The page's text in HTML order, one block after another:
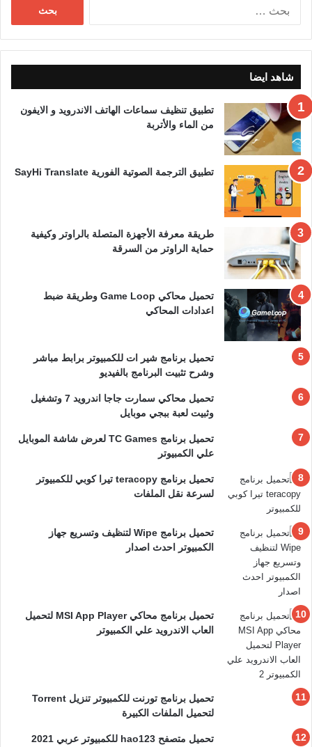
شاهد ايضا
تطبيق تنظيف سماعات الهاتف الاندرويد و الايفون
من الماء والأتربة
تطبيق الترجمة الصوتية الفورية SayHi Translate
طريقة معرفة الأجهزة المتصلة بالراوتر وكيفية
حماية الراوتر من السرقة
تحميل محاكي Game Loop وطريقة ضبط
اعدادات المحاكي
تحميل برنامج شير ات للكمبيوتر برابط مباشر
وشرح تثبيت البرنامج بالفيديو
تحميل محاكي سمارت جاجا اندرويد 7 وتشغيل
وثبيت لعبة ببجي موبايل
تحميل برنامج TC Games لعرض شاشة الموبايل
علي الكمبيوتر
تحميل برنامج teracopy تيرا كوبي للكمبيوتر
لسرعة نقل الملفات
تحميل برنامج Wipe لتنظيف وتسريع جهاز
الكمبيوتر احدث اصدار
تحميل برنامج محاكي MSI App Player لتحميل
العاب الاندرويد علي الكمبيوتر
تحميل برنامج تورنت للكمبيوتر تنزيل Torrent
لتحميل الملفات الكبيرة
تحميل متصفح hao123 للكمبيوتر عربي 2021